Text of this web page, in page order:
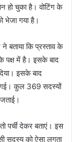
हो चुका है। वोटिंग के
भेजा गया है।
बताया कि प्रस्ताव के
पक्ष में है। इसके बाद
इसके बाद
गई। कुल 369 सदस्यों
पर्ची देकर बताएं। इस
सदस्य को ऐसा लगता